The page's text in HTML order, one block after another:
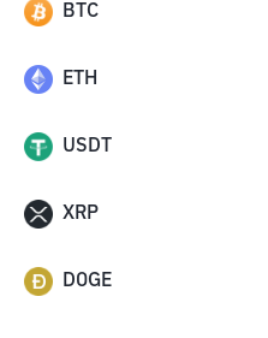
BTC
ETH
USDT
XRP
DOGE